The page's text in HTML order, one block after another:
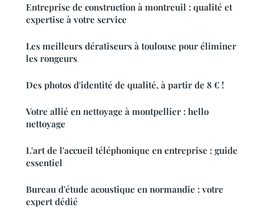
Entreprise de construction à montreuil : qualité et
expertise à votre service
Les meilleurs dératiseurs à toulouse pour éliminer
les rongeurs
Des photos d'identité de qualité, à partir de 8 € !
Votre allié en nettoyage à montpellier : hello
nettoyage
L'art de l'accueil téléphonique en entreprise : guide
essentiel
Bureau d'étude acoustique en normandie : votre
expert dédié